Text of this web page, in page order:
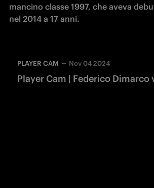
mancino classe 1997, che aveva
nel 2014 a 17 anni.
PLAYER CAM Nov 04 2024
Player Cam | Federico Dimarco